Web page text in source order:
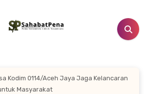
Kodim 0114/Aceh Jaya Jaga Kelancaran
Masyarakat